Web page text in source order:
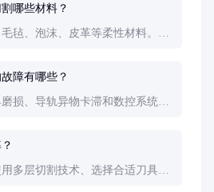
哪些材料？
毡、泡沫、皮革等柔性材料。对
障有哪些？
损、导轨异物卡滞和数控系统软
多层切割技术、选择合适刀具都